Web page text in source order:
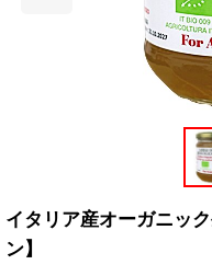
イタリア産オーガニッ
ン】